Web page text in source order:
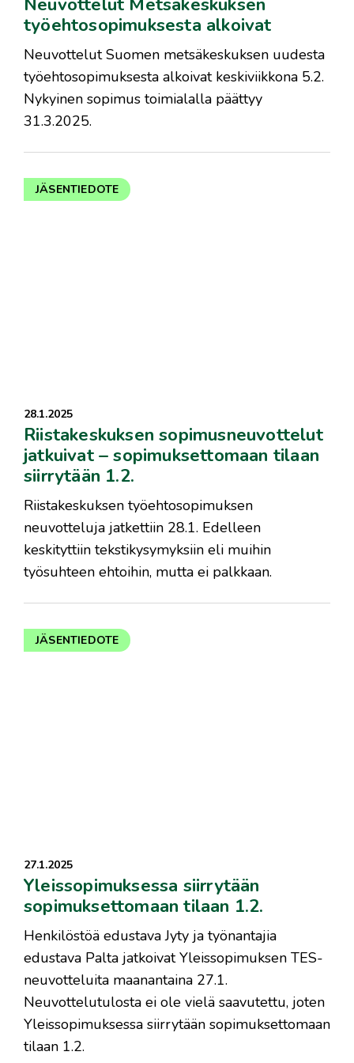
työehtosopimuksesta alkoivat
Neuvottelut Suomen metsäkeskuksen uudesta
työehtosopimuksesta alkoivat keskiviikkona 5.2.
Nykyinen sopimus toimialalla päättyy
31.3.2025.
JÄSENTIEDOTE
28.1.2025
Riistakeskuksen sopimusneuvottelut
jatkuivat – sopimuksettomaan tilaan
siirrytään 1.2.
Riistakeskuksen työehtosopimuksen
neuvotteluja jatkettiin 28.1. Edelleen
keskityttiin tekstikysymyksiin eli muihin
työsuhteen ehtoihin, mutta ei palkkaan.
JÄSENTIEDOTE
27.1.2025
Yleissopimuksessa siirrytään
sopimuksettomaan tilaan 1.2.
Henkilöstöä edustava Jyty ja työnantajia
edustava Palta jatkoivat Yleissopimuksen TES-
neuvotteluita maanantaina 27.1.
Neuvottelutulosta ei ole vielä saavutettu, joten
Yleissopimuksessa siirrytään sopimuksettomaan
tilaan 1.2.